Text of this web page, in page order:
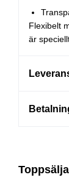
Flexibelt
är